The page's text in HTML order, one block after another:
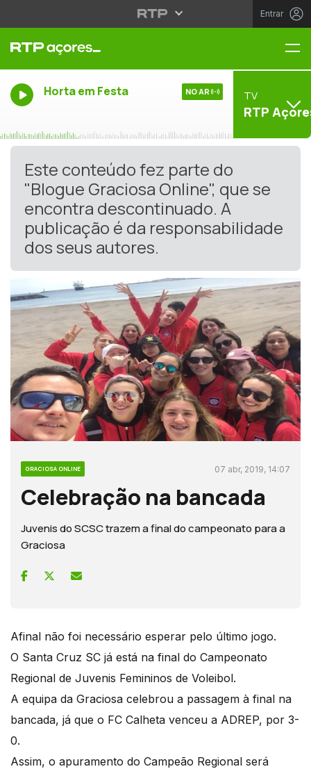
Entrar
Horta em Festa NO AR TV
RTP
Este conteúdo fez parte do
"Blogue Graciosa Online", que se
encontra descontinuado. A
publicação é da responsabilidade
dos seus autores.
GRACIOSA ONLINE 07 abr, 2019, 14:07
Celebração na bancada
Juvenis do SCSC trazem a final do campeonato para a
Graciosa
Afinal não foi necessário esperar pelo último jogo.
O Santa Cruz SC já está na final do Campeonato
Regional de Juvenis Femininos de Voleibol.
A equipa da Graciosa celebrou a passagem à final na
bancada, já que o FC Calheta venceu a ADREP, por 3-
0.
Assim, o apuramento do Campeão Regional será